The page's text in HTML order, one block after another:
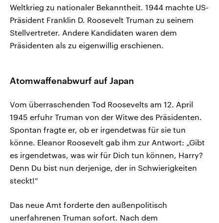
Weltkrieg zu nationaler Bekanntheit. 1944 machte US-
Präsident Franklin D. Roosevelt Truman zu seinem
Stellvertreter. Andere Kandidaten waren dem
Präsidenten als zu eigenwillig erschienen.
Atomwaffenabwurf auf Japan
Vom überraschenden Tod Roosevelts am 12. April
1945 erfuhr Truman von der Witwe des Präsidenten.
Spontan fragte er, ob er irgendetwas für sie tun
könne. Eleanor Roosevelt gab ihm zur Antwort: „Gibt
es irgendetwas, was wir für Dich tun können, Harry?
Denn Du bist nun derjenige, der in Schwierigkeiten
steckt!“
Das neue Amt forderte den außenpolitisch
unerfahrenen Truman sofort. Nach dem